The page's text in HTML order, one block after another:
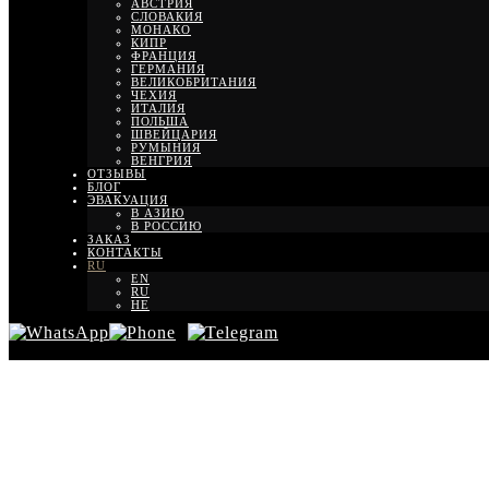
АВСТРИЯ
СЛОВАКИЯ
МОНАКО
КИПР
ФРАНЦИЯ
ГЕРМАНИЯ
ВЕЛИКОБРИТАНИЯ
ЧЕХИЯ
ИТАЛИЯ
ПОЛЬША
ШВЕЙЦАРИЯ
РУМЫНИЯ
ВЕНГРИЯ
ОТЗЫВЫ
БЛОГ
ЭВАКУАЦИЯ
В АЗИЮ
В РОССИЮ
ЗАКАЗ
КОНТАКТЫ
RU
EN
RU
HE